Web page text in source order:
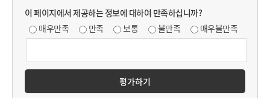
이 페이지에서 제공하는 정보에 대하여 만족하십니까?
매우만족
만족 보통 불만족 매우불만족
평가하기